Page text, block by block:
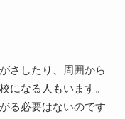
さしたり、周囲から
になる人もいます。
る必要はないのです